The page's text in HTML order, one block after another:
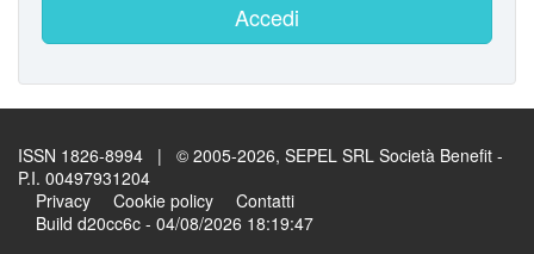
Accedi
ISSN 1826-8994 | © 2005-2026, SEPEL SRL Società Benefit -
P.I. 00497931204
Privacy
Cookie policy
Contatti
Build d20cc6c - 04/08/2026 18:19:47